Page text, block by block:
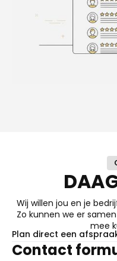
Wij willen jou en je
Zo kunnen we er
mee
Plan direct een
Contact